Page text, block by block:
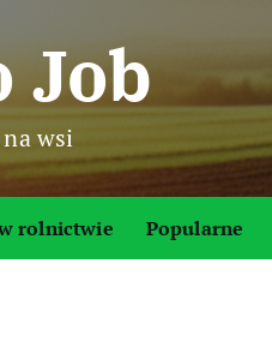
Job
wsi
rolnictwie Popularne